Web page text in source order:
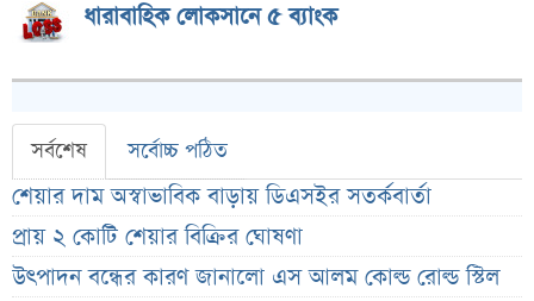
ধারাবাহিক লোকসানে ৫ ব্যাংক
সর্বশেষ সর্বোচ্চ পঠিত
শেয়ার দাম অস্বাভাবিক বাড়ায় ডিএসইর সতর্কবার্তা
প্রায় ২ কোটি শেয়ার বিক্রির ঘোষণা
উৎপাদন বন্ধের কারণ জানালো এস আলম কোল্ড রোল্ড স্টিল